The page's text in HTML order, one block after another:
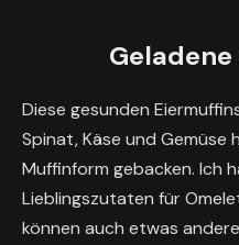
Diese gesunden
Spinat, Käse und
Muffinform gebacken. Ich
Lieblingszutaten für
können auch etwas